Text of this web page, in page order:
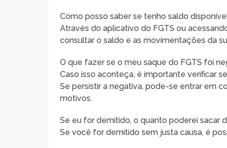
Como posso saber se tenho saldo
Através do aplicativo do FGTS ou
consultar o saldo e as movimentações da
O que fazer se o meu saque do FGTS foi
Caso isso aconteça, é importante verificar
Se persistir a negativa, pode-se entrar em
motivos.
Se eu for demitido, o quanto poderei sacar
Se você for demitido sem justa causa, é